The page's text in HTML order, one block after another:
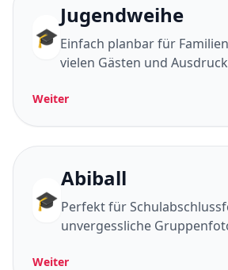
🎓
Jugendweihe
Einfach planbar für
vielen Gästen und
Weiter
🎓
Abiball
Perfekt für
unvergessliche
Weiter